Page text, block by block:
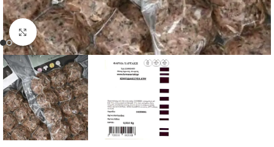
Κάντε κλικ για μεγέθυνση